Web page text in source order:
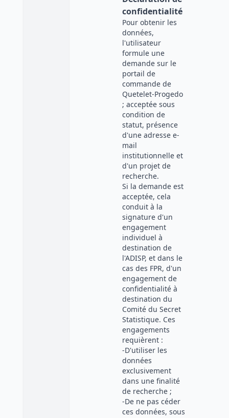
confidentialité
Pour obtenir les
données,
l'utilisateur
formule une
demande sur le
portail de
commande de
Quetelet-Progedo
; acceptée sous
condition de
statut, présence
d'une adresse e-
mail
institutionnelle et
d'un projet de
recherche.
Si la demande est
acceptée, cela
conduit à la
signature d'un
engagement
individuel à
destination de
l'ADISP, et dans le
cas des FPR, d'un
engagement de
confidentialité à
destination du
Comité du Secret
Statistique. Ces
engagements
requièrent :
-D'utiliser les
données
exclusivement
dans une finalité
de recherche ;
-De ne pas céder
ces données, sous